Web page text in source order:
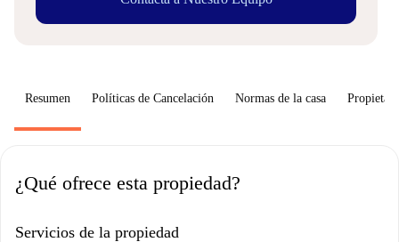
Resumen Políticas de Cancelación Normas de la casa
¿Qué ofrece esta propiedad?
Servicios de la propiedad